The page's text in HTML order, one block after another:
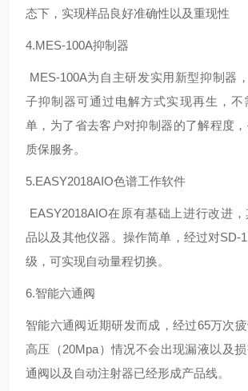
态下，实现样品良好准确性以及重现性
4.MES-100A抑制器
MES-100A为自主研发实用新型抑制器
子抑制器可通过电解方式实现再生，不
单，为了省去客户对抑制器的了解程度
质保服务。
5.EASY2018AIO色谱工作软件
EASY2018AIO在原有基础上进行改进
品以及其他仪器。操作简单，经过对SD-
级，可实现自动量程切换。
6.智能六通阀
智能六通阀近期研发而成，经过65万次
高压（20Mpa）情况不会出现漏液以及
通阀以及自动注射器已经形成产品线。